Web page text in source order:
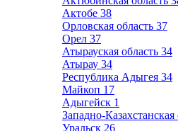
Актобе 38
Орловская область 37
Орел 37
Атырауская область 34
Атырау 34
Республика Адыгея 34
Майкоп 17
Адыгейск 1
Западно-Казахстанская
Уральск 26